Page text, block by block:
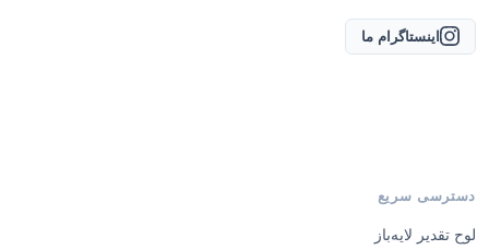
اینستاگرام ما
دسترسی سریع
لوح تقدیر لایه‌باز